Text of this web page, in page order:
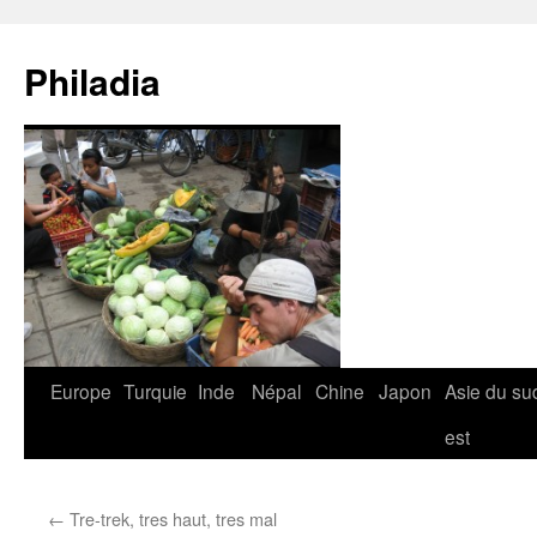
contenu
Philadia
Europe Turquie Inde Népal Chine Japon Asie du
est
← Tre-trek, tres haut, tres mal